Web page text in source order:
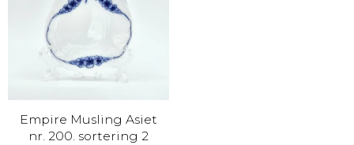
Empire Musling Asiet
nr. 200. sortering 2